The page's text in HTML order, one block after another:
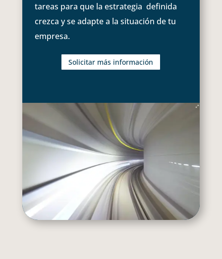
tareas para que la estrategia definida
crezca y se adapte a la situación de tu
empresa.
Solicitar más información